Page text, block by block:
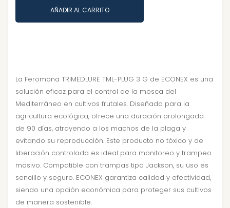
AÑADIR AL CARRITO
La Feromona TRIMEDLURE TML-PLUG 3 G de ECONEX es una
solución eficaz para el control de la mosca del
Mediterráneo en cultivos frutales. Diseñada para la
agricultura ecológica, ofrece una duración prolongada
de 90 días, atrayendo a los machos de la plaga y
evitando su reproducción. Este producto no tóxico y de
liberación controlada es ideal para monitoreo y trampeo
masivo. Compatible con trampas tipo Jackson, su uso es
sencillo y seguro. ECONEX garantiza calidad y efectividad,
siendo una opción económica para proteger sus cultivos
de manera sostenible.